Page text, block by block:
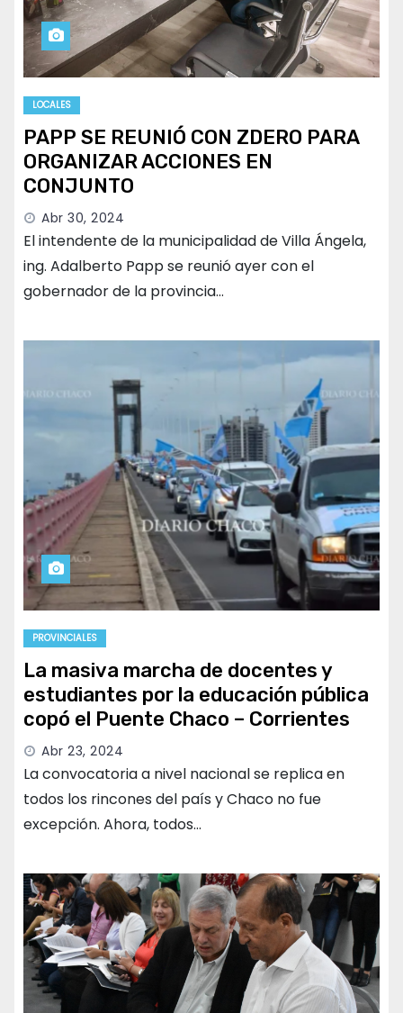
LOCALES
PAPP SE REUNIÓ CON ZDERO PARA
ORGANIZAR ACCIONES EN
CONJUNTO
Abr 30, 2024
El intendente de la municipalidad de Villa Ángela,
ing. Adalberto Papp se reunió ayer con el
gobernador de la provincia…
PROVINCIALES
La masiva marcha de docentes y
estudiantes por la educación pública
copó el Puente Chaco – Corrientes
Abr 23, 2024
La convocatoria a nivel nacional se replica en
todos los rincones del país y Chaco no fue
excepción. Ahora, todos…